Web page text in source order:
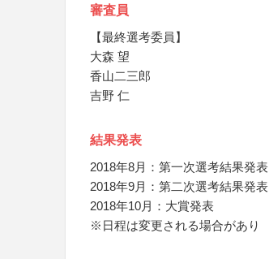
審査員
【最終選考委員】
大森 望
香山二三郎
吉野 仁
結果発表
2018年8月：第一次選考結果発表
2018年9月：第二次選考結果発表
2018年10月：大賞発表
※日程は変更される場合があり